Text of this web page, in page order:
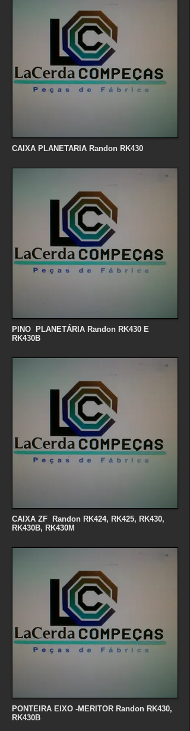
CAIXA PLANETARIA Randon RK430
PINO PLANETÁRIA Randon RK430 E
RK430B
CAIXA ZF Randon RK424, RK425, RK430,
RK430B, RK430M
PONTEIRA EIXO -MERITOR Randon RK430,
RK430B